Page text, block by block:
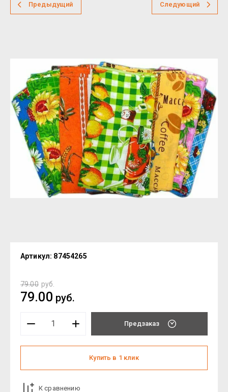
Предыдущий Следующий
Артикул: 87454265
79.00 руб.
79.00 руб.
Предзаказ
Купить в 1 клик
К сравнению